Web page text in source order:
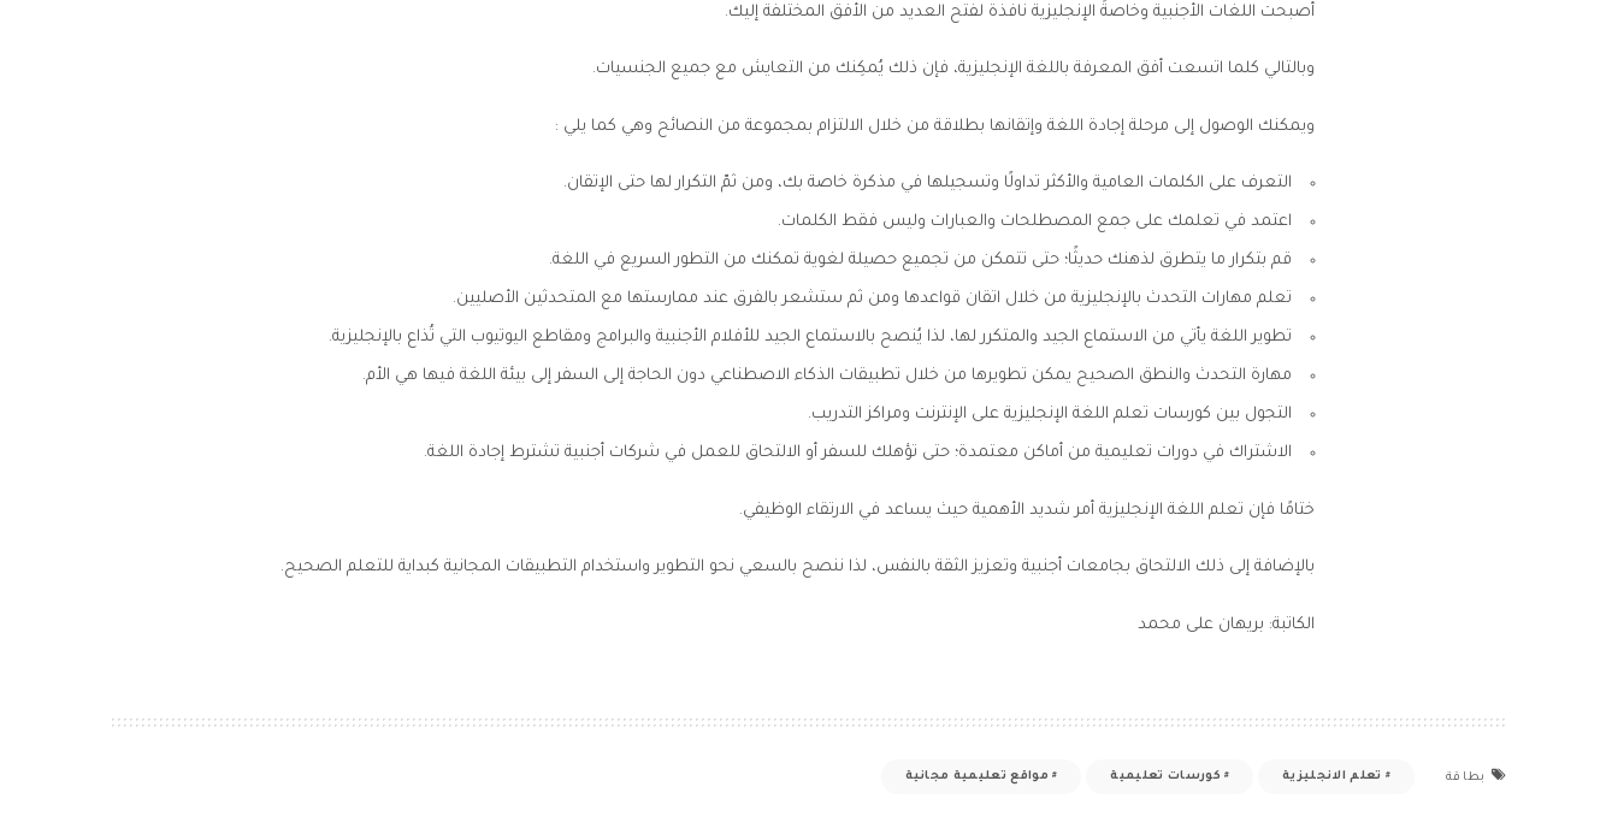
أصبحت اللغات الأجنبية وخاصةً الإنجليزية نافذة لفتح العديد من الأفق المختلفة إليك.
وبالتالي كلما اتسعت أفق المعرفة باللغة الإنجليزية، فإن ذلك يُمكِنك من التعايش مع جميع الجنسيات.
ويمكنك الوصول إلى مرحلة إجادة اللغة وإتقانها بطلاقة من خلال الالتزام بمجموعة من النصائح وهي كما يلي :
التعرف على الكلمات العامية والأكثر تداولًا وتسجيلها في مذكرة خاصة بك، ومن ثمّ التكرار لها حتى الإتقان.
اعتمد في تعلمك على جمع المصطلحات والعبارات وليس فقط الكلمات.
قم بتكرار ما يتطرق لذهنك حديثًا؛ حتى تتمكن من تجميع حصيلة لغوية تمكنك من التطور السريع في اللغة.
تعلم مهارات التحدث بالإنجليزية من خلال اتقان قواعدها ومن ثم ستشعر بالفرق عند ممارستها مع المتحدثين الأصليين.
تطوير اللغة يأتي من الاستماع الجيد والمتكرر لها، لذا يُنصح بالاستماع الجيد للأفلام الأجنبية والبرامج ومقاطع اليوتيوب التي تُذاع بالإنجليزية.
مهارة التحدث والنطق الصحيح يمكن تطويرها من خلال تطبيقات الذكاء الاصطناعي دون الحاجة إلى السفر إلى بيئة اللغة فيها هي الأم.
التجول بين كورسات تعلم اللغة الإنجليزية على الإنترنت ومراكز التدريب.
الاشتراك في دورات تعليمية من أماكن معتمدة؛ حتى تؤهلك للسفر أو الالتحاق للعمل في شركات أجنبية تشترط إجادة اللغة.
ختامًا فإن تعلم اللغة الإنجليزية أمر شديد الأهمية حيث يساعد في الارتقاء الوظيفي.
بالإضافة إلى ذلك الالتحاق بجامعات أجنبية وتعزيز الثقة بالنفس، لذا ننصح بالسعي نحو التطوير واستخدام التطبيقات المجانية كبداية للتعلم الصحيح.
الكاتبة: بريهان على محمد
بطاقة تعلم الانجليزية كورسات تعليمية مواقع تعليمية مجانية